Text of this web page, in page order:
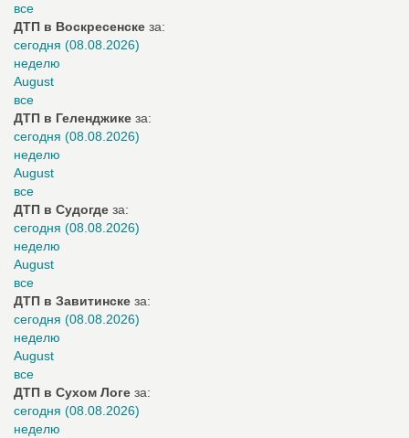
все
ДТП в Воскресенске за:
сегодня (08.08.2026)
неделю
August
все
ДТП в Геленджике за:
сегодня (08.08.2026)
неделю
August
все
ДТП в Судогде за:
сегодня (08.08.2026)
неделю
August
все
ДТП в Завитинске за:
сегодня (08.08.2026)
неделю
August
все
ДТП в Сухом Логе за:
сегодня (08.08.2026)
неделю